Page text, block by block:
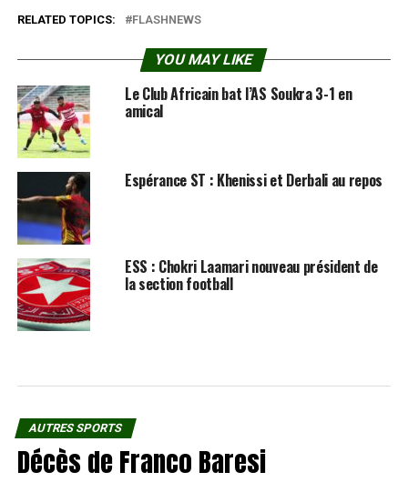
RELATED TOPICS: FLASHNEWS
YOU MAY LIKE
Le Club Africain bat l’AS Soukra 3-1 en
amical
Espérance ST : Khenissi et Derbali au repos
ESS : Chokri Laamari nouveau président de
la section football
AUTRES SPORTS
Décès de Franco Baresi